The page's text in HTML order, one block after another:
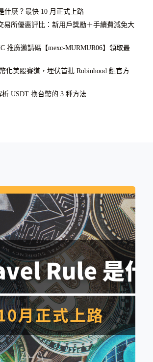
什麼？最快 10 月正式上路
易所優惠評比：新用戶獎勵＋手續費減免大
推廣邀請碼【mexc-MURMUR06】領取最
化美股賽道，埋伏首批 Robinhood 鏈官方
USDT 換台幣的 3 種方法